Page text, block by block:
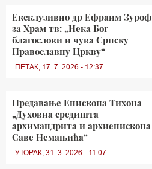
Ексклузивно др Ефраим Зуроф
за Храм тв: „Нека Бог
благослови и чува Српску
Православну Цркву“
ПЕТАК, 17. 7. 2026 - 12:37
Предавање Епископа Тихона
„Духовна средишта
архимандрита и архиепископа
Саве Немањића“
УТОРАК, 31. 3. 2026 - 11:07